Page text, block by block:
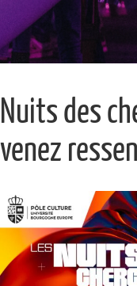
Nuits des
venez